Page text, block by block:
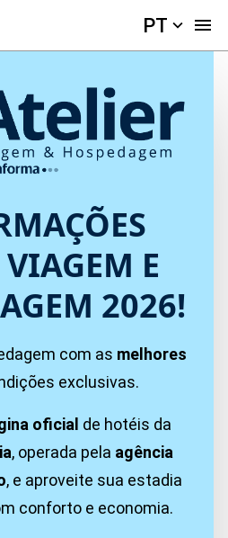
PT
E
2026!
com as melhores
exclusivas.
oficial de hotéis da
, operada pela agência
, e aproveite sua estadia
conforto e economia.